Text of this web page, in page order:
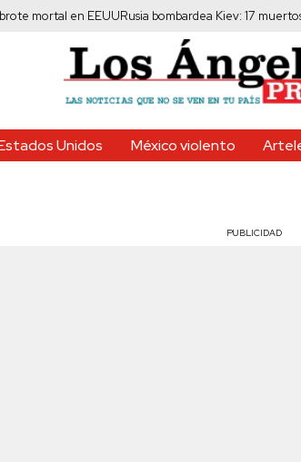
en EEUU Rusia bombardea Kiev: 17 muertos y
Unidos México violento
PUBLICIDAD